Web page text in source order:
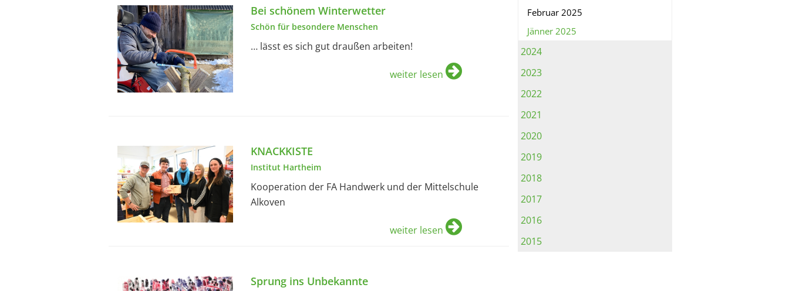
Februar 2025
Jänner 2025
2024
2023
2022
2021
2020
2019
2018
2017
2016
2015
Bei schönem Winterwetter
Schön für besondere Menschen
… lässt es sich gut draußen arbeiten!
weiter lesen
KNACKKISTE
Institut Hartheim
Kooperation der FA Handwerk und der Mittelschule
Alkoven
weiter lesen
Sprung ins Unbekannte